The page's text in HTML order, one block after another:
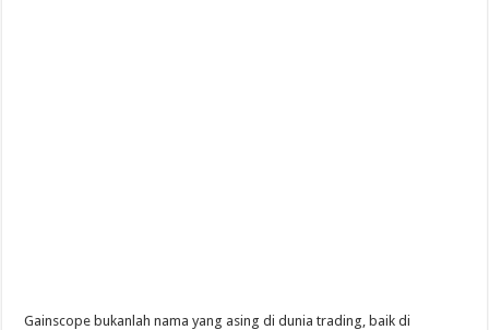
Gainscope bukanlah nama yang asing di dunia trading, baik di